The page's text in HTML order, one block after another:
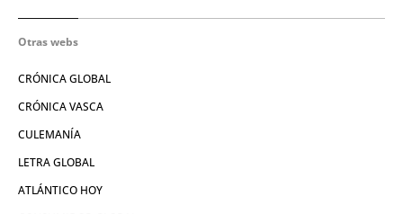
Otras webs
CRÓNICA GLOBAL
CRÓNICA VASCA
CULEMANÍA
LETRA GLOBAL
ATLÁNTICO HOY